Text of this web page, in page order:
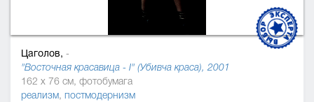
Цаголов, -
"Восточная красавица - І" (Убивча краса), 2001
162 x 76 см, фотобумага
реализм, постмодернизм